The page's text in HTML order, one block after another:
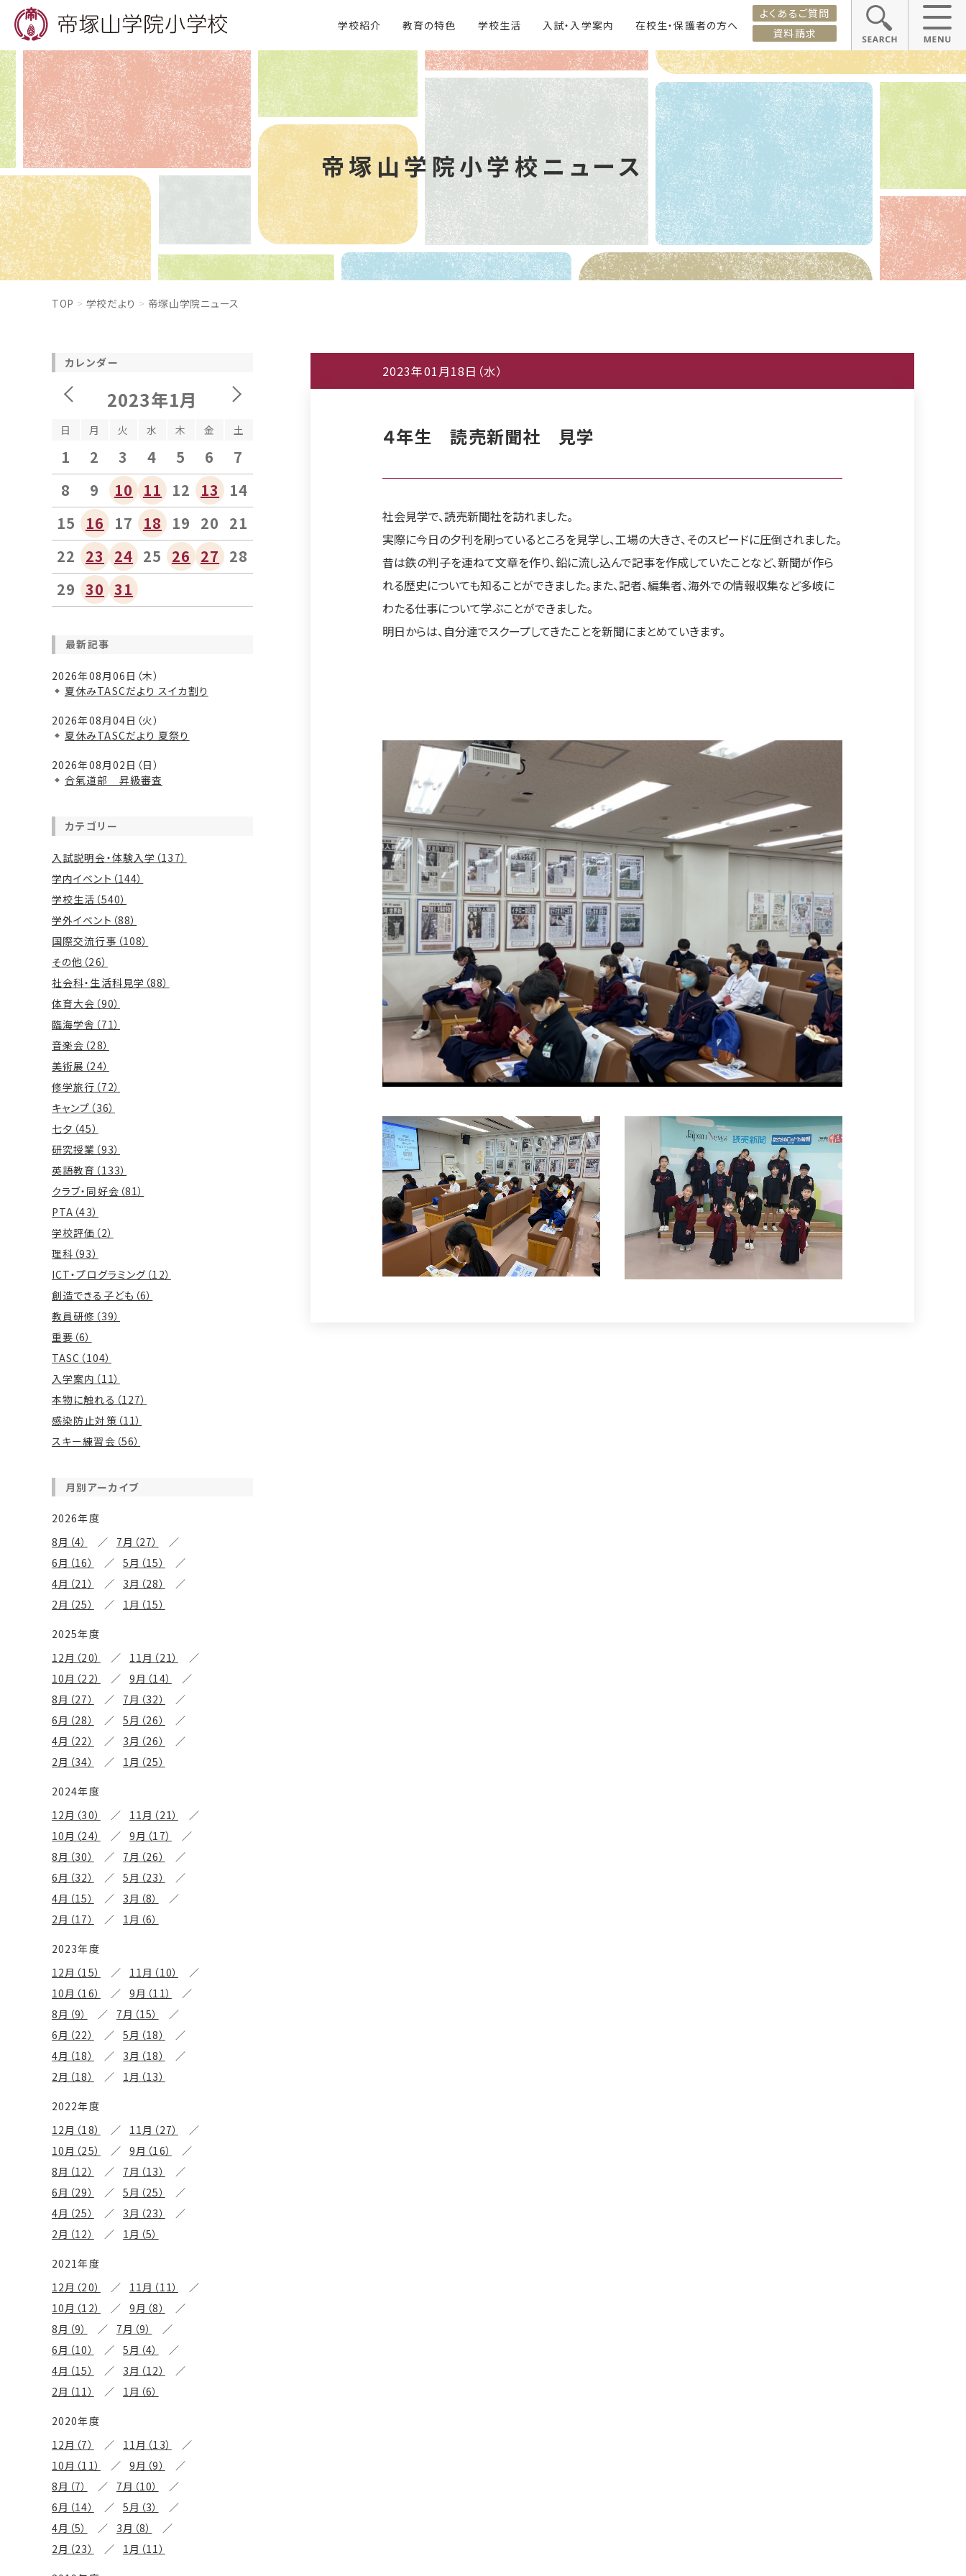
学校紹介 教育の特色 学校生活 入試・入学案内 在校生・保護者の方へ
よくあるご質問
資料請求
帝塚山学院小学校ニュース
TOP 学校だより 帝塚山学院ニュース
2023年01月18日（水）
４年生 読売新聞社 見学
社会見学で、読売新聞社を訪れました。
実際に今日の夕刊を刷っているところを見学し、工場の大きさ、そのスピードに圧倒されました。
昔は鉄の判子を連ねて文章を作り、鉛に流し込んで記事を作成していたことなど、新聞が作ら
れる歴史についても知ることができました。また、記者、編集者、海外での情報収集など多岐に
わたる仕事について学ぶことができました。
明日からは、自分達でスクープしてきたことを新聞にまとめていきます。
カレンダー
2023年1月
日 月 火 水 木 金 土
1 2 3 4 5 6
7
8
9 10 11 12 13
14
15
16 17 18 19 20 21
22 23 24 25 26 27 28
29 30 31
最新記事
2026年08月06日（木）
夏休みTASCだより スイカ割り
2026年08月04日（火）
夏休みTASCだより 夏祭り
2026年08月02日（日）
合氣道部 昇級審査
カテゴリー
入試説明会・体験入学（137）
学内イベント（144）
学校生活（540）
学外イベント（88）
国際交流行事（108）
その他（26）
社会科・生活科見学（88）
体育大会（90）
臨海学舎（71）
音楽会（28）
美術展（24）
修学旅行（72）
キャンプ（36）
七夕（45）
研究授業（93）
英語教育（133）
クラブ・同好会（81）
PTA（43）
学校評価（2）
理科（93）
ICT・プログラミング（12）
創造できる子ども（6）
教員研修（39）
重要（6）
TASC（104）
入学案内（11）
本物に触れる（127）
感染防止対策（11）
スキー練習会（56）
月別アーカイブ
2026年度
8月（4）
7月（27）
6月（16）
5月（15）
4月（21）
3月（28）
2月（25）
1月（15）
2025年度
12月（20）
11月（21）
10月（22）
9月（14）
8月（27）
7月（32）
6月（28）
5月（26）
4月（22）
3月（26）
2月（34）
1月（25）
2024年度
12月（30）
11月（21）
10月（24）
9月（17）
8月（30）
7月（26）
6月（32）
5月（23）
4月（15）
3月（8）
2月（17）
1月（6）
2023年度
12月（15）
11月（10）
10月（16）
9月（11）
8月（9）
7月（15）
6月（22）
5月（18）
4月（18）
3月（18）
2月（18）
1月（13）
2022年度
12月（18）
11月（27）
10月（25）
9月（16）
8月（12）
7月（13）
6月（29）
5月（25）
4月（25）
3月（23）
2月（12）
1月（5）
2021年度
12月（20）
11月（11）
10月（12）
9月（8）
8月（9）
7月（9）
6月（10）
5月（4）
4月（15）
3月（12）
2月（11）
1月（6）
2020年度
12月（7）
11月（13）
10月（11）
9月（9）
8月（7）
7月（10）
6月（14）
5月（3）
4月（5）
3月（8）
2月（23）
1月（11）